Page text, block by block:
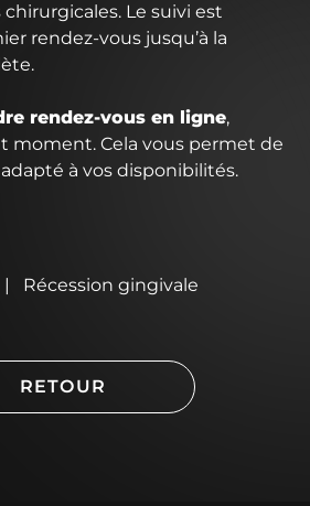
Le suivi est
rendez-vous jusqu’à la
rendez-vous en ligne,
moment. Cela vous permet de
à vos disponibilités.
| Récession gingivale
RETOUR